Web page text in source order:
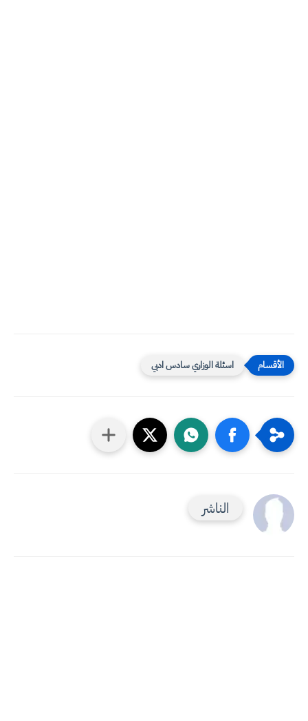
اسئلة الوزاري سادس ادبي
الناشر